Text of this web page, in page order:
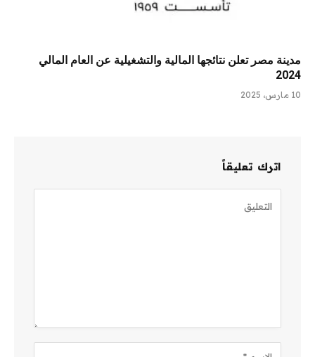
مدينة مصر تعلن نتائجها المالية والتشغيلية عن العام المالي
2024
10 مارس، 2025
اترك تعليقاً